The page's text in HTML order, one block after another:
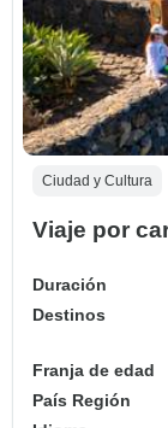
Ciudad y Cultura
Viaje por
Duración
Destinos
Franja de edad
País Región